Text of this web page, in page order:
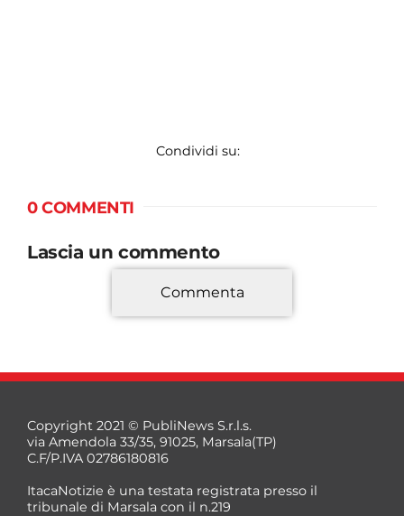
Condividi su:
0 COMMENTI
Lascia un commento
*
Commenta
Copyright 2021 © PubliNews S.r.l.s.
via Amendola 33/35, 91025, Marsala(TP)
C.F/P.IVA 02786180816
ItacaNotizie è una testata registrata presso il
tribunale di Marsala con il n.219